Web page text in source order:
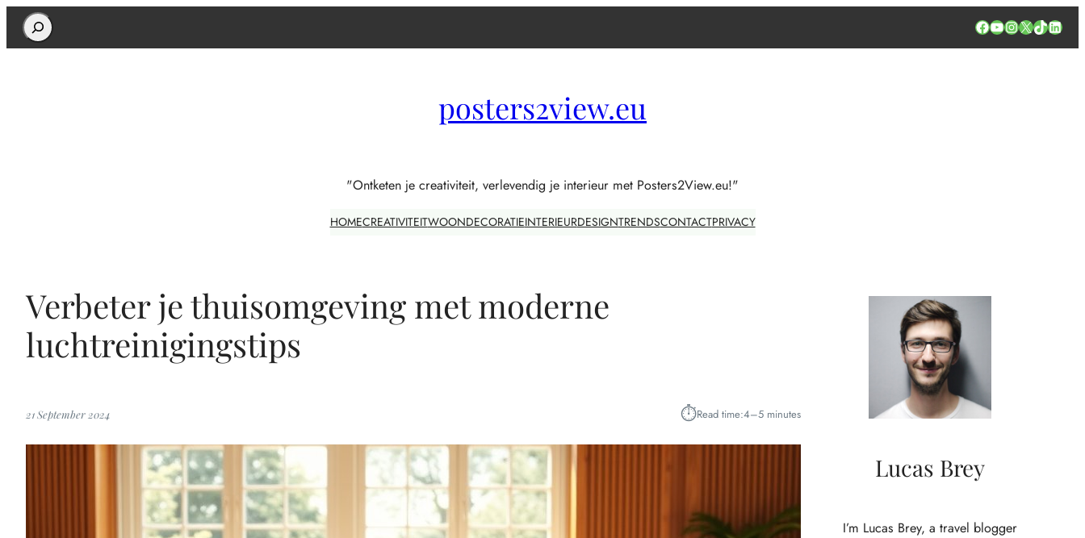
Search Facebook
YouTube
Instagram
X TikTok
posters2view.eu
"Ontketen je creativiteit, verlevendig je interieur met Posters2View.eu!"
HOMECREATIVITEITWOONDECORATIEINTERIEURDESIGNTRENDSCONTACTPRIVACY
Verbeter je thuisomgeving met moderne
luchtreinigingstips
21 September 2024 ⏱︎Read time:4–5 minutes
Lucas Brey
I’m Lucas Brey, a travel blogger